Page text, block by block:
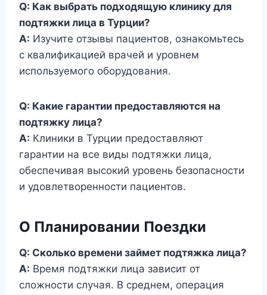
Q: Как выбрать подходящую клинику для
подтяжки лица в Турции?
A: Изучите отзывы пациентов, ознакомьтесь
с квалификацией врачей и уровнем
используемого оборудования.
Q: Какие гарантии предоставляются на
подтяжку лица?
A: Клиники в Турции предоставляют
гарантии на все виды подтяжки лица,
обеспечивая высокий уровень безопасности
и удовлетворенности пациентов.
О Планировании Поездки
Q: Сколько времени займет подтяжка лица?
A: Время подтяжки лица зависит от
сложности случая. В среднем, операция